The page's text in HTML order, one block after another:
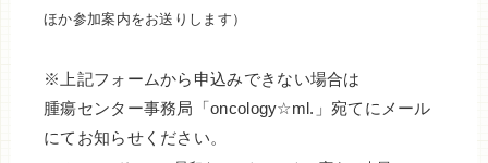
ほか参加案内をお送りします）
※上記フォームから申込みできない場合は
腫瘍センター事務局「oncology☆ml.」宛てにメール
にてお知らせください。